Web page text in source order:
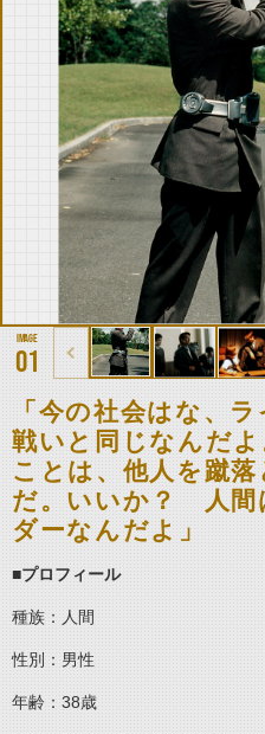
01
「今の社会はな、
戦いと同じなんだ
ことは、他人を蹴
だ。いいか？ 人間
ダーなんだよ」
■プロフィール
種族：人間
性別：男性
年齢：38歳